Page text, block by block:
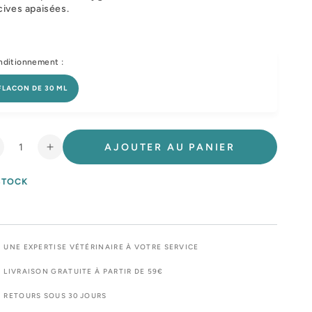
apaisées.
:
DE 30 ML
Augmenter
gel
AJOUTER AU PANIER
UNE EXPERTISE VÉTÉRINAIRE À VOTRE SERVICE
LIVRAISON GRATUITE À PARTIR DE 59€
RETOURS SOUS 30 JOURS